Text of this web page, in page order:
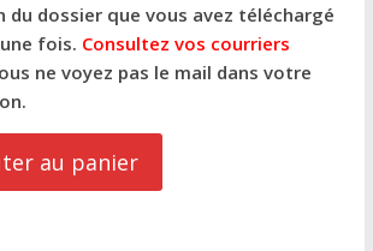
dossier que vous avez téléchargé
fois. Consultez vos courriers
ne voyez pas le mail dans votre
au panier